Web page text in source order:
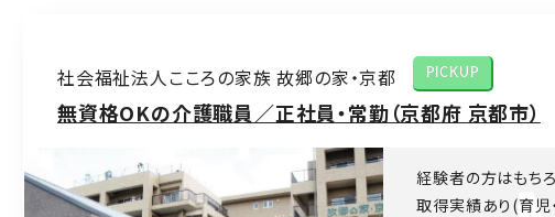
社会福祉法人こころの家族 故郷の家・京都 PICKUP
無資格OKの介護職員／正社員・常勤（京都府 京都市）
経験者の方はもち
取得実績あり(育児